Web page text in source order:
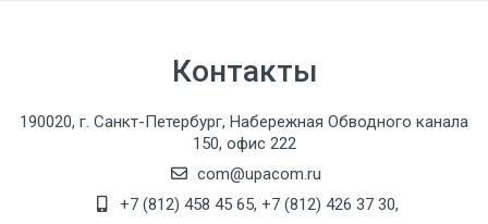
Контакты
190020, г. Санкт-Петербург, Набережная Обводного канала
150, офис 222
com@upacom.ru
+7 (812) 458 45 65, +7 (812) 426 37 30,